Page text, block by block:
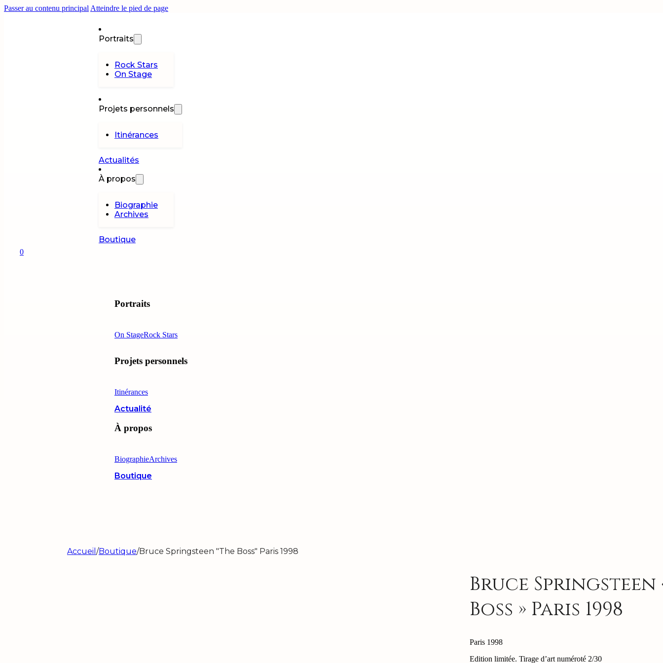
Passer au contenu principal Atteindre le pied de page
Portraits
Rock Stars
On Stage
Projets personnels
Itinérances
Actualités
À propos
Biographie
Archives
Boutique
0
Portraits
On StageRock Stars
Projets personnels
Itinérances
Actualité
À propos
BiographieArchives
Boutique
Accueil /Boutique/Bruce Springsteen "The Boss" Paris 1998
Bruce Springsteen
Boss » Paris 1998
Paris 1998
Edition limitée. Tirage d’art numéroté 2/30